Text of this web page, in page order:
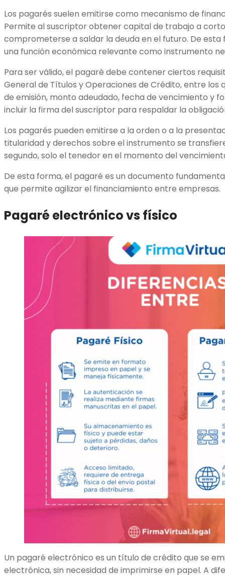
Los pagarés suelen emitirse como mecanismo de
Permite al suscriptor obtener capital de trabajo a
comprometerse a saldar la deuda en el futuro. De
una función económica relevante como instrumento
Para ser válido, el pagaré debe contener ciertos
General de Títulos y Operaciones de Crédito, entre los
de emisión, monto adeudado, fecha de vencimiento y
incluir la firma del suscriptor para respaldar la
Los pagarés pueden emitirse a la orden o a la
titularidad y derechos sobre el instrumento se
segundo, solo el tenedor en el momento del
De esta forma, el pagaré es un documento
que permite agilizar el financiamiento entre empresas.
Pagaré electrónico vs físico
Un pagaré electrónico es un título de crédito que se
electrónica, sin necesidad de imprimirse en papel. A